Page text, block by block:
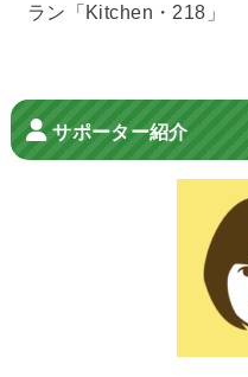
ラン「Kitchen・218」
サポーター紹介